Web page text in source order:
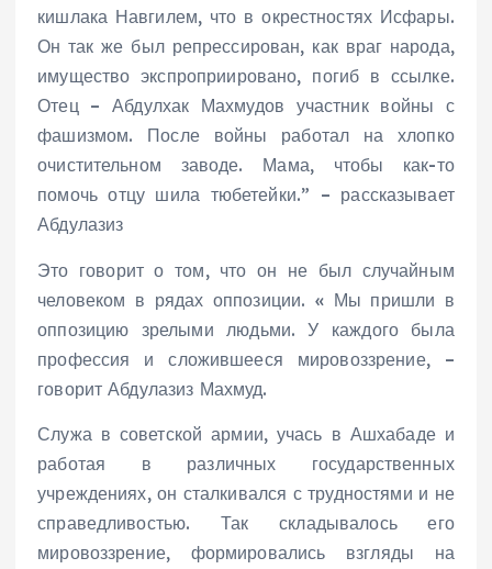
кишлака Навгилем, что в окрестностях Исфары.
Он так же был репрессирован, как враг народа,
имущество экспроприировано, погиб в ссылке.
Отец – Абдулхак Махмудов участник войны с
фашизмом. После войны работал на хлопко
очистительном заводе. Мама, чтобы как-то
помочь отцу шила тюбетейки.” – рассказывает
Абдулазиз
Это говорит о том, что он не был случайным
человеком в рядах оппозиции. « Мы пришли в
оппозицию зрелыми людьми. У каждого была
профессия и сложившееся мировоззрение, –
говорит Абдулазиз Махмуд.
Служа в советской армии, учась в Ашхабаде и
работая в различных государственных
учреждениях, он сталкивался с трудностями и не
справедливостью. Так складывалось его
мировоззрение, формировались взгляды на